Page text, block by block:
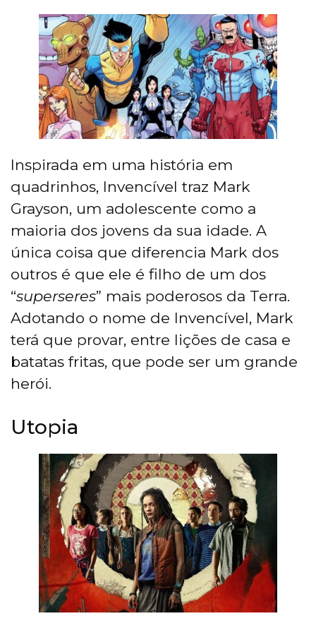
Inspirada em uma história em
quadrinhos, Invencível traz Mark
Grayson, um adolescente como a
maioria dos jovens da sua idade. A
única coisa que diferencia Mark dos
outros é que ele é filho de um dos
“superseres” mais poderosos da Terra.
Adotando o nome de Invencível, Mark
terá que provar, entre lições de casa e
batatas fritas, que pode ser um grande
herói.
Utopia